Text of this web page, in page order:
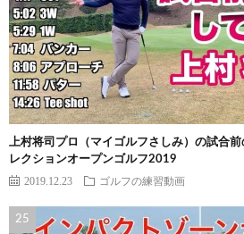
上村将司プロ（マイゴルフさしみ）の試合
レクションオープンゴルフ2019
2019.12.23 ゴルフの練習動画